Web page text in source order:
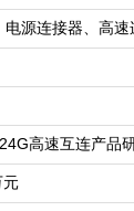
源连接器、高
高速互连产品
元